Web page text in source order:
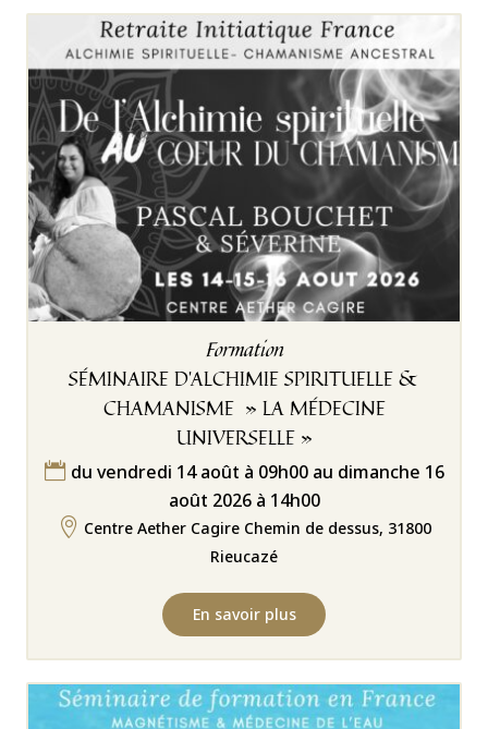
Formation
SÉMINAIRE D’ALCHIMIE SPIRITUELLE &
CHAMANISME » LA MÉDECINE
UNIVERSELLE »
 du vendredi 14 août à 09h00 au dimanche 16
août 2026 à 14h00
 Centre Aether Cagire Chemin de dessus, 31800
Rieucazé
En savoir plus